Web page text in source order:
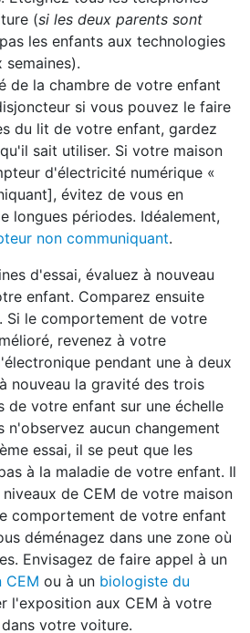
(si les deux parents sont
les enfants aux technologies
de la chambre de votre enfant
si vous pouvez le faire
du lit de votre enfant, gardez
sait utiliser. Si votre maison
d'électricité numérique «
évitez de vous en
longues périodes. Idéalement,
non communiquant.
d'essai, évaluez à nouveau
enfant. Comparez ensuite
Si le comportement de votre
revenez à votre
pendant une à deux
nouveau la gravité des trois
de votre enfant sur une échelle
n'observez aucun changement
essai, il se peut que les
à la maladie de votre enfant. Il
de CEM de votre maison
comportement de votre enfant
déménagez dans une zone où
Envisagez de faire appel à un
ou à un biologiste du
l'exposition aux CEM à votre
votre voiture.